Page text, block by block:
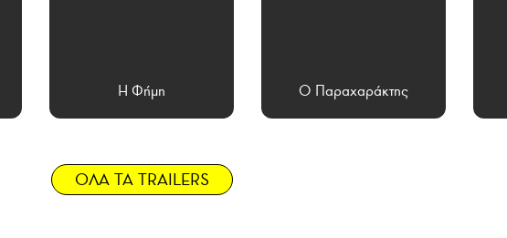
Η Φήμη Ο Παραχαράκτης
ΟΛΑ ΤΑ TRAILERS